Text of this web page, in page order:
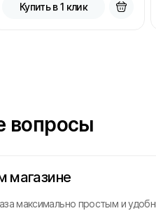
Купить в 1 клик
вопросы
магазине
максимально простым и